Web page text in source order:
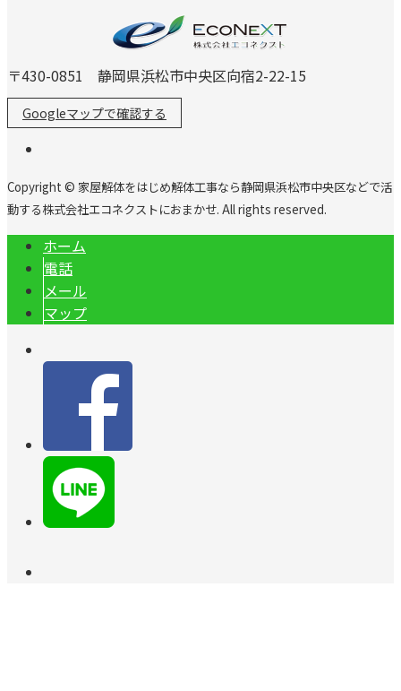
〒430-0851 静岡県浜松市中央区向宿2-22-15
Googleマップで確認する
Copyright © 家屋解体をはじめ解体工事なら静岡県浜松市中央区などで活
動する株式会社エコネクストにおまかせ. All rights reserved.
ホーム
電話
メール
マップ